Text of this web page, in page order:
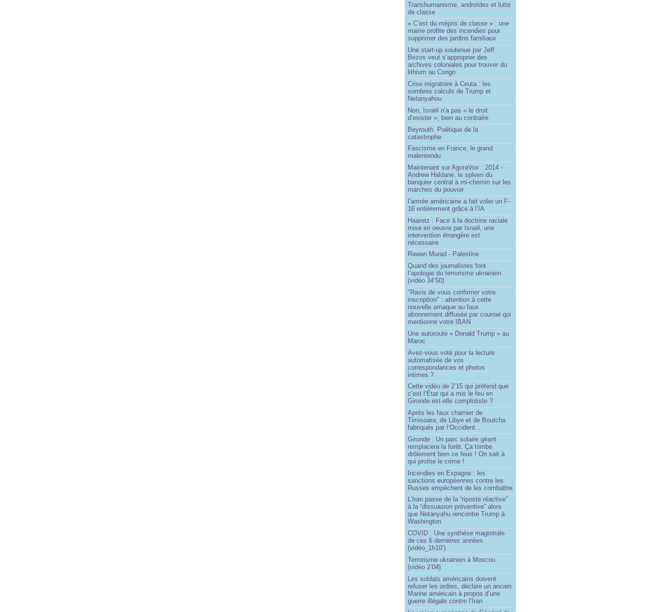
Transhumanisme, androïdes et lutte
de classe
« C’est du mépris de classe » : une
mairie profite des incendies pour
supprimer des jardins familiaux
Une start-up soutenue par Jeff
Bezos veut s’approprier des
archives coloniales pour trouver du
lithium au Congo
Crise migratoire à Ceuta : les
sombres calculs de Trump et
Netanyahou
Non, Israël n’a pas « le droit
d’exister », bien au contraire
Beyrouth. Poétique de la
catastrophe
Fascisme en France, le grand
malentendu
Maintenant sur AgoraVox : 2014 -
Andrew Haldane, le spleen du
banquier central à mi-chemin sur les
marches du pouvoir
l’armée américaine a fait voler un F-
16 entièrement grâce à l’IA
Haaretz : Face à la doctrine raciale
mise en oeuvre par Israël, une
intervention étrangère est
nécessaire
Rawan Murad - Palestine
Quand des journalistes font
l’apologie du terrorisme ukrainien
(vidéo 34’50)
"Ravis de vous confirmer votre
inscription" : attention à cette
nouvelle arnaque au faux
abonnement diffusée par courriel qui
mentionne votre IBAN
Une autoroute « Donald Trump » au
Maroc
Avez-vous voté pour la lecture
automatisée de vos
correspondances et photos
intimes ?
Cette vidéo de 2’15 qui prétend que
c’est l’État qui a mis le feu en
Gironde est-elle complotiste ?
Après les faux charnier de
Timisoara, de Libye et de Boutcha
fabriqués par l’Occident...
Gironde : Un parc solaire géant
remplacera la forêt. Ça tombe
drôlement bien ce feux ! On sait à
qui profite le crime !
Incendies en Espagne : les
sanctions européennes contre les
Russes empêchent de les combattre
L’Iran passe de la “riposte réactive”
à la “dissuasion préventive” alors
que Netanyahu rencontre Trump à
Washington
COVID : Une synthèse magistrale
de ces 6 dernières années.
(vidéo_1h10’)
Terrorisme ukrainien à Moscou
(vidéo 2’04)
Les soldats américains doivent
refuser les ordres, déclare un ancien
Marine américain à propos d’une
guerre illégale contre l’Iran